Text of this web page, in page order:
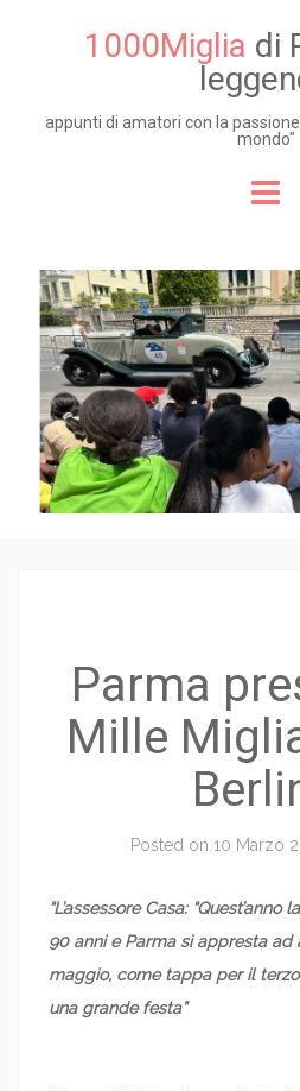
1000Miglia di
appunti di amatori con la
mondo"
Parma
Mille
Posted on 10 Marzo
“L’assessore Casa:
90 anni e Parma si appresta
maggio, come tappa per il
una grande festa”